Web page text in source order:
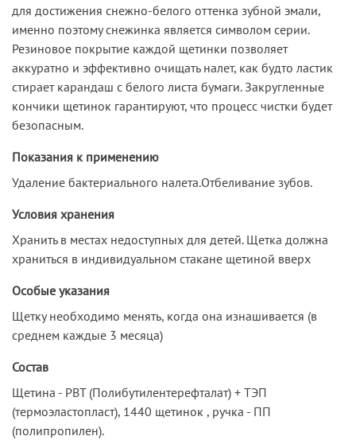
для достижения снежно-белого оттенка зубной эмали,
именно поэтому снежинка является символом серии.
Резиновое покрытие каждой щетинки позволяет
аккуратно и эффективно очищать налет, как будто ластик
стирает карандаш с белого листа бумаги. Закругленные
кончики щетинок гарантируют, что процесс чистки будет
безопасным.
Показания к применению
Удаление бактериального налета.Отбеливание зубов.
Условия хранения
Хранить в местах недоступных для детей. Щетка должна
храниться в индивидуальном стакане щетиной вверх
Особые указания
Щетку необходимо менять, когда она изнашивается (в
среднем каждые 3 месяца)
Состав
Щетина - PBT (Полибутилентерефталат) + ТЭП
(термоэластопласт), 1440 щетинок , ручка - ПП
(полипропилен).